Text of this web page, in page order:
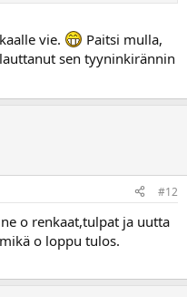
vie.
Paitsi mulla,
sen tyyninkirännin
#12
o renkaat,tulpat ja uutta
o loppu tulos.